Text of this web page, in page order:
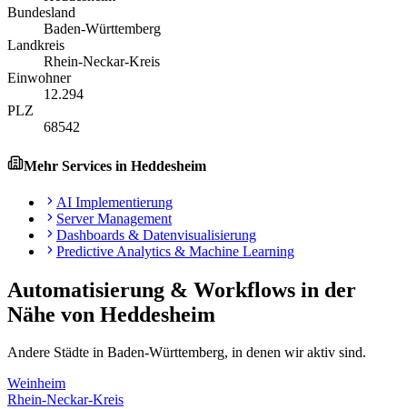
Bundesland
Baden-Württemberg
Landkreis
Rhein-Neckar-Kreis
Einwohner
12.294
PLZ
68542
Mehr Services in Heddesheim
AI Implementierung
Server Management
Dashboards & Datenvisualisierung
Predictive Analytics & Machine Learning
Automatisierung & Workflows in der
Nähe von Heddesheim
Andere Städte in Baden-Württemberg, in denen wir aktiv sind.
Weinheim
Rhein-Neckar-Kreis